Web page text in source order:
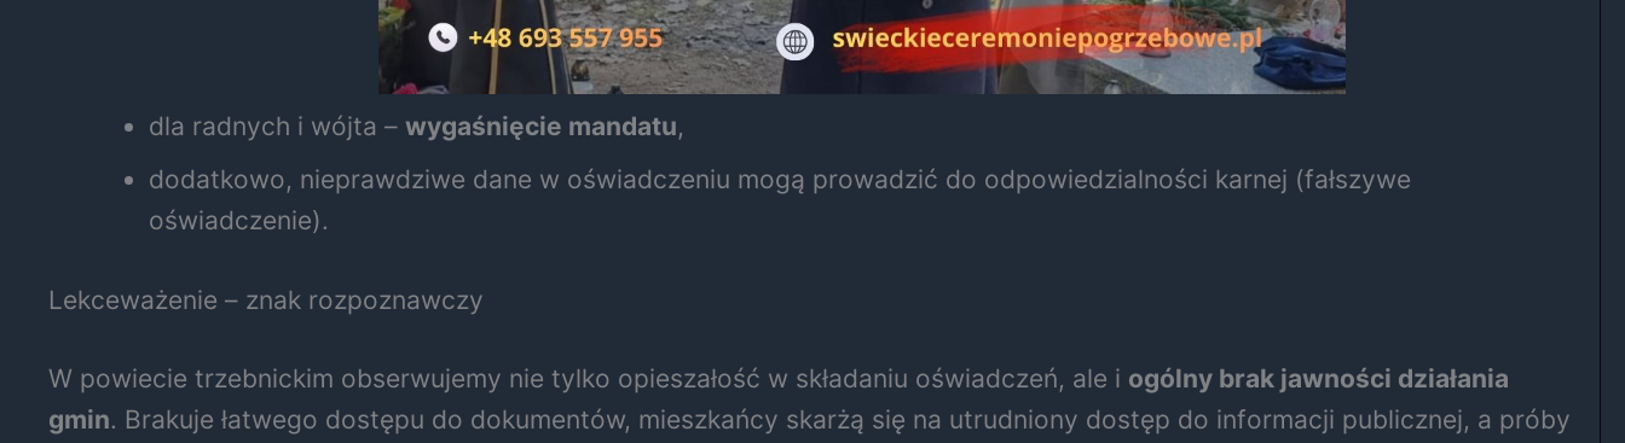
dla radnych i wójta – wygaśnięcie mandatu,
dodatkowo, nieprawdziwe dane w oświadczeniu mogą prowadzić do odpowiedzialności karnej (fałszywe
oświadczenie).
Lekceważenie – znak rozpoznawczy
W powiecie trzebnickim obserwujemy nie tylko opieszałość w składaniu oświadczeń, ale i ogólny brak jawności działania
gmin. Brakuje łatwego dostępu do dokumentów, mieszkańcy skarżą się na utrudniony dostęp do informacji publicznej, a próby